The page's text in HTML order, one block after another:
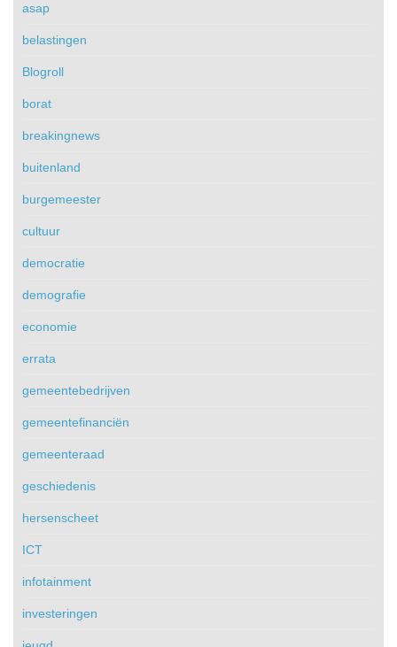
asap
belastingen
Blogroll
borat
breakingnews
buitenland
burgemeester
cultuur
democratie
demografie
economie
errata
gemeentebedrijven
gemeentefinanciën
gemeenteraad
geschiedenis
hersenscheet
ICT
infotainment
investeringen